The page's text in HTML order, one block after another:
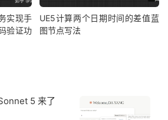
实现手
验证功
UE5计算两个日期时间的差值蓝
图节点写法
5 来了